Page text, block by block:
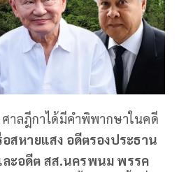
ศาลฎีกาได้มีคำพิพากษาในคดี
สหายแสง อดีตรองประธาน
ะอดีต สส.นครพนม พรรค